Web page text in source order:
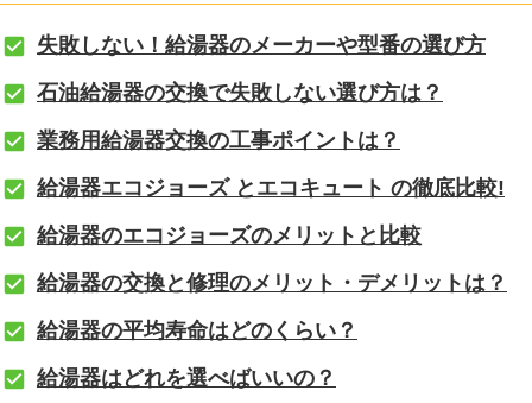
失敗しない！給湯器のメーカーや型番の選び方
石油給湯器の交換で失敗しない選び方は？
業務用給湯器交換の工事ポイントは？
給湯器エコジョーズ とエコキュート の徹底比較!
給湯器のエコジョーズのメリットと比較
給湯器の交換と修理のメリット・デメリットは？
給湯器の平均寿命はどのくらい？
給湯器はどれを選べばいいの？